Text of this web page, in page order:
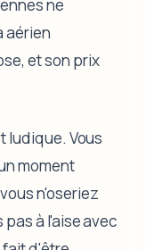
ne
aérien
et son prix
ludique. Vous
moment
n'oseriez
pas à l'aise avec